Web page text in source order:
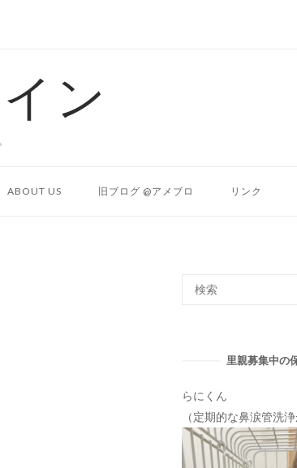
ン
ABOUT US 旧ブログ @アメブロ リンク
里親募集中の
らにくん
（定期的な鼻涙管洗浄